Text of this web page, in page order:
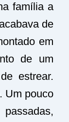
família a
de
em
de um
estrear.
Um pouco